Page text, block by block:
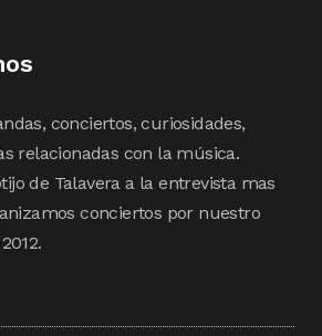
conciertos, curiosidades,
relacionadas con la música.
de Talavera a la entrevista mas
conciertos por nuestro